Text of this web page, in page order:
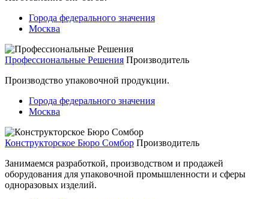
Города федерального значения
Москва
Профессиональные Решения Производитель
Производство упаковочной продукции.
Города федерального значения
Москва
Конструкторское Бюро Сомбор Производитель
Занимаемся разработкой, производством и продажей
оборудования для упаковочной промышленности и сферы
одноразовых изделий.